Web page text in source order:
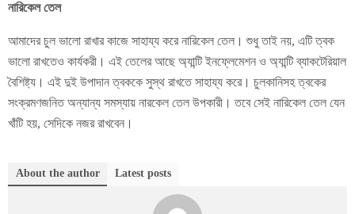
নারিকেল তেল
আমাদের চুল ভালো রাখার কাজে সাহায্য করে নারিকেল তেল। শুধু তাই নয়, এটি ত্বক
ভালো রাখতেও কার্যকরী। এই তেলের আছে অ্যান্টি ইনফ্লেমেশন ও অ্যান্টি ব্যাকটেরিয়াল
বৈশিষ্ট্য। এই দুই উপাদান ত্বককে সুস্থ রাখতে সাহায্য করে। চুলকানিসহ ত্বকের
সংক্রমণজনিত অন্যান্য সমস্যায় নারকেল তেল উপকারী। তবে সেই নারিকেল তেল যেন
খাঁটি হয়, সেদিকে নজর রাখবেন।
About the author Latest posts